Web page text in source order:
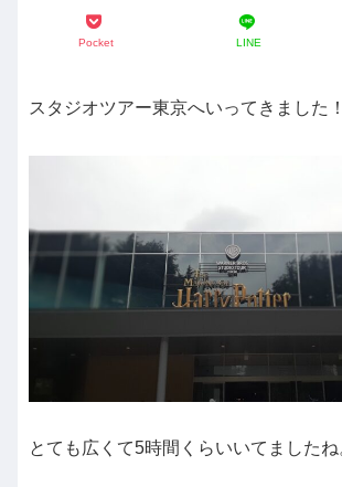
Pocket LINE
スタジオツアー東京へいってきました！
とても広くて5時間くらいいてましたね